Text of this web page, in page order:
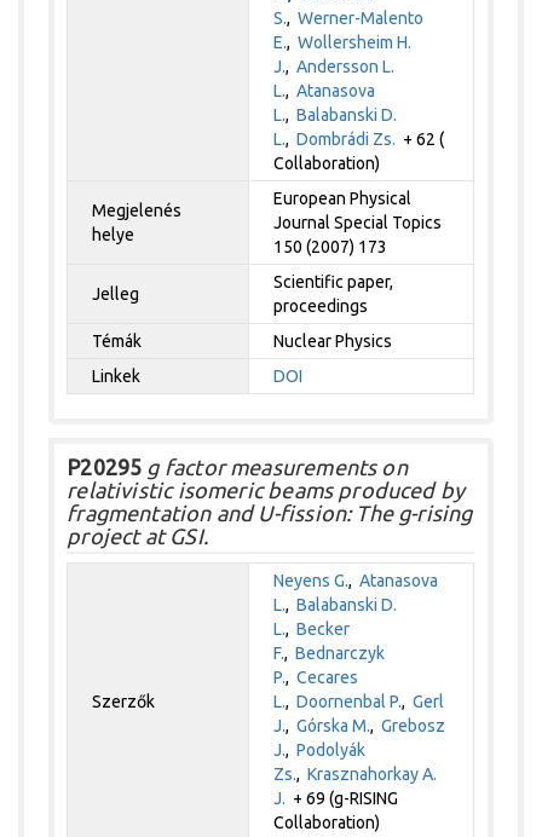
S.,Werner-Malento
E.,Wollersheim H.
J.,Andersson L.
L.,Atanasova
L.,Balabanski D.
L.,Dombrádi Zs. + 62 (
Collaboration)
Megjelenés
helye
European Physical
Journal Special Topics
150 (2007) 173
Jelleg
Scientific paper,
proceedings
Témák
Nuclear Physics
Linkek
DOI
P20295 g factor measurements on
relativistic isomeric beams produced by
fragmentation and U-fission: The g-rising
project at GSI.
Szerzők
Neyens G.,Atanasova
L.,Balabanski D.
L.,Becker
F.,Bednarczyk
P.,Cecares
L.,Doornenbal P.,Gerl
J.,Górska M.,Grebosz
J.,Podolyák
Zs.,Krasznahorkay A.
J. + 69 (g-RISING
Collaboration)